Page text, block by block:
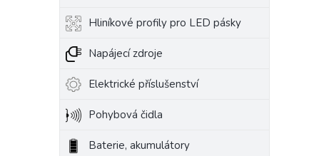
Hliníkové profily pro LED pásky
Napájecí zdroje
Elektrické příslušenství
Pohybová čidla
Baterie, akumulátory